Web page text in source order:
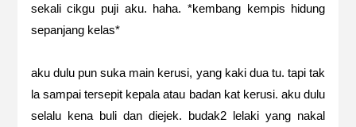
sekali cikgu puji aku. haha. *kembang kempis hidung
sepanjang kelas*
aku dulu pun suka main kerusi, yang kaki dua tu. tapi tak
la sampai tersepit kepala atau badan kat kerusi. aku dulu
selalu kena buli dan diejek. budak2 lelaki yang nakal